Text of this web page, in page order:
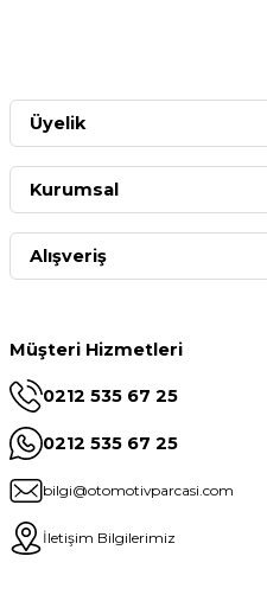
Müşteri Hizmetleri
0212 535 67 25
0212 535 67 25
bilgi@otomotivparcasi.com
İletişim Bilgilerimiz
Üyelik
Kurumsal
Alışveriş